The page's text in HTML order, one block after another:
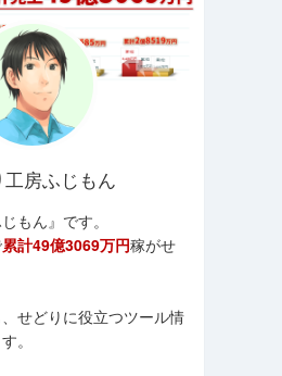
房ふじもん
もん』です。
累計49億3069万円稼がせ
せどりに役立つツール情
。